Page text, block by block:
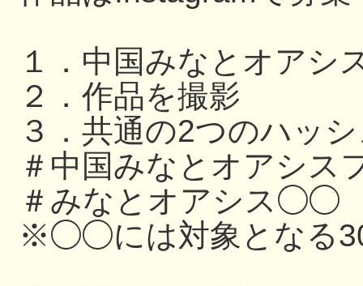
１．中国みなとオアシ
２．作品を撮影
３．共通の2つのハッ
＃中国みなとオアシス
＃みなとオアシス◯◯
※◯◯には対象となる